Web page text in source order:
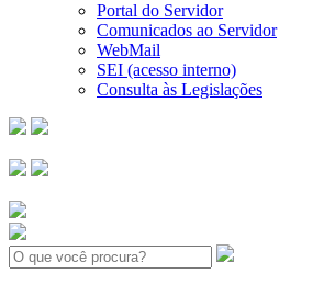
Portal do Servidor
Comunicados ao Servidor
WebMail
SEI (acesso interno)
Consulta às Legislações
Search: